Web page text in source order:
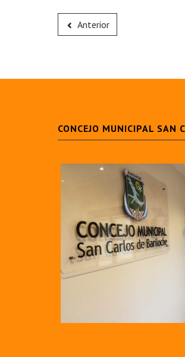
Anterior
CONCEJO MUNICIPAL SAN